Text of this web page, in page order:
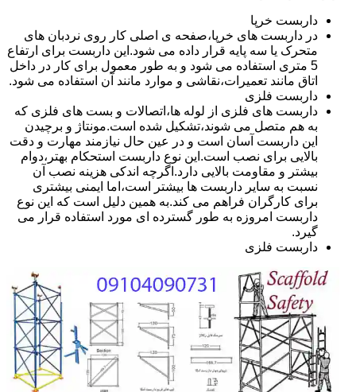
داربست خرپا
در داربست های خرپا،صفحه ی اصلی کار روی نردبان های
متحرک یا سه پایه قرار داده می شود.این داربست برای ارتفاع
5 متری استفاده می شود و به طور معمول برای کار در داخل
اتاق مانند تعمیرات،نقاشی و موارد مانند آن استفاده می شود.
داربست فلزی
داربست های فلزی از لوله ها،اتصالات و بست های فلزی که
به هم متصل می شوند،تشکیل شده است.مونتاژ و برچیدن
این داربست آسان است و در عین حال نیازمند مهارت و دقت
بالایی برای نصب است.این نوع داربست استحکام بهتر،دوام
بیشتر و مقاومت بالایی دارد.اگرچه اندکی هزینه نصب آن
نسبت به سایر داربست ها بیشتر است،اما ایمنی بیشتری
برای کارگران فراهم می کند.به همین دلیل است که این نوع
داربست امروزه به طور گسترده ای مورد استفاده قرار می
گیرد.
داربست فلزی